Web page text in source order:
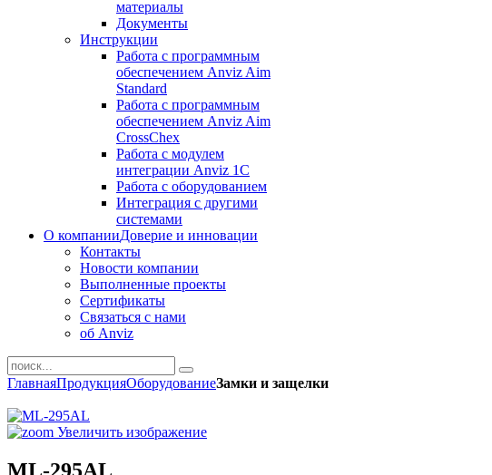
материалы
Документы
Инструкции
Работа с программным
обеспечением Anviz Aim
Standard
Работа с программным
обеспечением Anviz Aim
CrossChex
Работа с модулем
интеграции Anviz 1C
Работа с оборудованием
Интеграция с другими
системами
О компанииДоверие и инновации
Контакты
Новости компании
Выполненные проекты
Сертификаты
Связаться с нами
об Anviz
ГлавнаяПродукцияОборудованиеЗамки и защелки
Увеличить изображение